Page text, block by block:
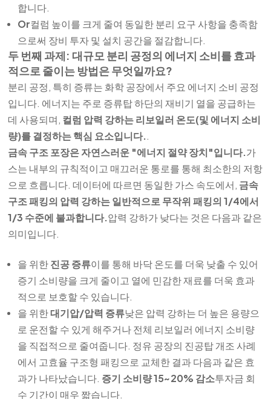
합니다.
Or컬럼 높이를 크게 줄여 동일한 분리 요구 사항을 충족함
으로써 장비 투자 및 설치 공간을 절감합니다.
두 번째 과제: 대규모 분리 공정의 에너지 소비를 효과
적으로 줄이는 방법은 무엇일까요?
분리 공정, 특히 증류는 화학 공장에서 주요 에너지 소비 공정
입니다. 에너지는 주로 증류탑 하단의 재비기 열을 공급하는
데 사용되며, 컬럼 압력 강하는 리보일러 온도(및 에너지 소비
량)를 결정하는 핵심 요소입니다..
금속 구조 포장은 자연스러운 "에너지 절약 장치"입니다.가
스는 내부의 규칙적이고 매끄러운 통로를 통해 최소한의 저항
으로 흐릅니다. 데이터에 따르면 동일한 가스 속도에서, 금속
구조 패킹의 압력 강하는 일반적으로 무작위 패킹의 1/4에서
1/3 수준에 불과합니다.압력 강하가 낮다는 것은 다음과 같은
의미입니다.
을 위한진공 증류이를 통해 바닥 온도를 더욱 낮출 수 있어
증기 소비량을 크게 줄이고 열에 민감한 재료를 더욱 효과
적으로 보호할 수 있습니다.
을 위한대기압/압력 증류낮은 압력 강하는 더 높은 용량으
로 운전할 수 있게 해주거나 전체 리보일러 에너지 소비량
을 직접적으로 줄여줍니다. 정유 공장의 진공탑 개조 사례
에서 고효율 구조형 패킹으로 교체한 결과 다음과 같은 효
과가 나타났습니다. 증기 소비량 15~20% 감소투자금 회
수 기간이 매우 짧습니다.